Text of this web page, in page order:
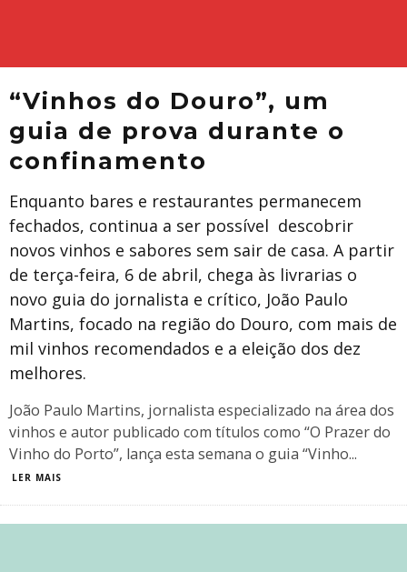
“Vinhos do Douro”, um
guia de prova durante o
confinamento
Enquanto bares e restaurantes permanecem
fechados, continua a ser possível descobrir
novos vinhos e sabores sem sair de casa. A partir
de terça-feira, 6 de abril, chega às livrarias o
novo guia do jornalista e crítico, João Paulo
Martins, focado na região do Douro, com mais de
mil vinhos recomendados e a eleição dos dez
melhores.
João Paulo Martins, jornalista especializado na área dos
vinhos e autor publicado com títulos como “O Prazer do
Vinho do Porto”, lança esta semana o guia “Vinho...
LER MAIS